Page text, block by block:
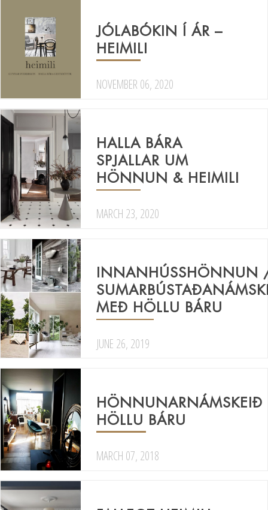
JÓLABÓKIN Í ÁR –
HEIMILI
NOVEMBER 06, 2020
HALLA BÁRA
SPJALLAR UM
HÖNNUN & HEIMILI
MARCH 23, 2020
MEÐ HÖLLU BÁRU
JUNE 26, 2019
HÖNNUNARNÁMSKEIÐ
HÖLLU BÁRU
MARCH 07, 2018